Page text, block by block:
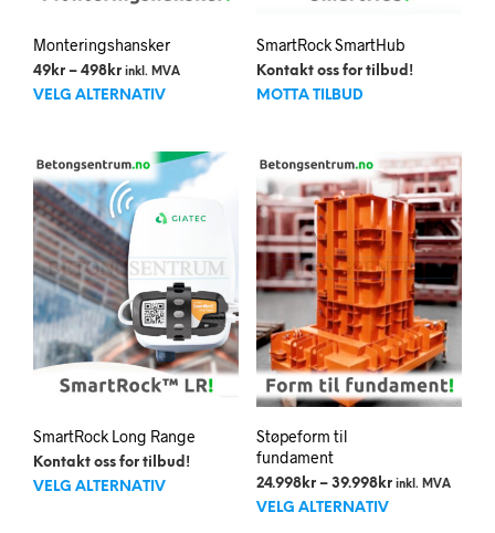
Monteringshansker
49 kr – 498 krPrisområde:
49kr
inkl. MVA
VELG ALTERNATIV
Dette
flere
varianter.
Alternativene
kan
velges
produktsiden
SmartRock SmartHub
Kontakt oss for tilbud!
MOTTA TILBUD
SmartRock Long Range
Kontakt oss for tilbud!
VELG ALTERNATIV
Dette
produktet
Støpeform til
fundament
24.998kr – 39.998krPrisområde:
inkl. MVA
VELG ALTERNATIV